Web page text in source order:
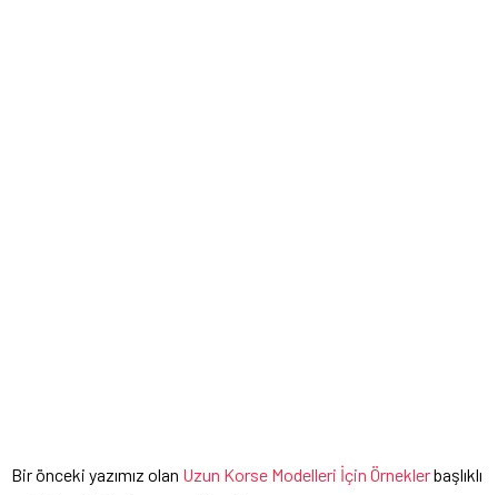
Bir önceki yazımız olan Uzun Korse Modelleri İçin Örneklerbaşlıklı